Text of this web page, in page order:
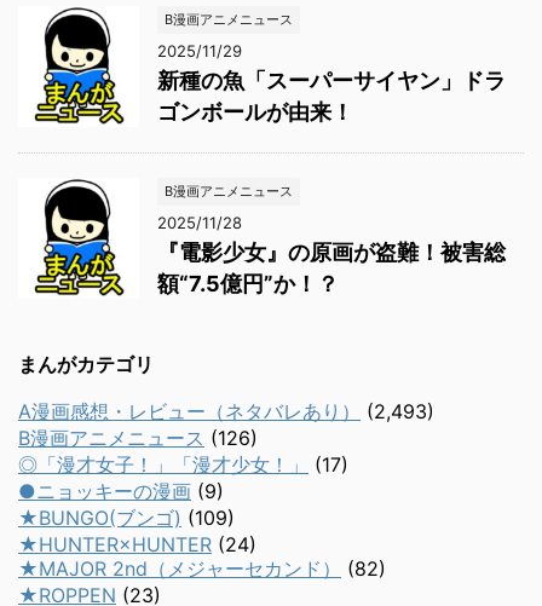
B漫画アニメニュース
2025/11/29
新種の魚「スーパーサイヤン」ドラ
ゴンボールが由来！
B漫画アニメニュース
2025/11/28
『電影少女』の原画が盗難！被害総
額“7.5億円”か！？
まんがカテゴリ
A漫画感想・レビュー（ネタバレあり）
(2,493)
B漫画アニメニュース (126)
◎「漫才女子！」「漫才少女！」
(17)
●ニョッキーの漫画 (9)
★BUNGO(ブンゴ) (109)
★HUNTER×HUNTER (24)
★MAJOR 2nd（メジャーセカンド）
(82)
★ROPPEN (23)